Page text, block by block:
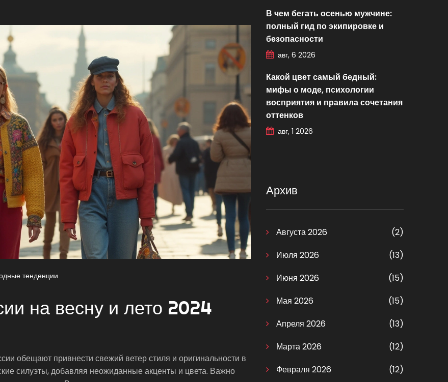
тенденции
на весну и лето 2024
обещают привнести свежий ветер стиля и оригинальности в
силуэты, добавляя неожиданные акценты и цвета. Важно
В чем бегать осенью мужчине:
полный гид по экипировке и
безопасности
авг, 6 2026
Какой цвет самый бедный:
мифы о моде, психологии
восприятия и правила сочетания
оттенков
авг, 1 2026
Архив
Августа 2026
(2)
Июля 2026
(13)
Июня 2026
(15)
Мая 2026
(15)
Апреля 2026
(13)
Марта 2026
(12)
Февраля 2026
(12)